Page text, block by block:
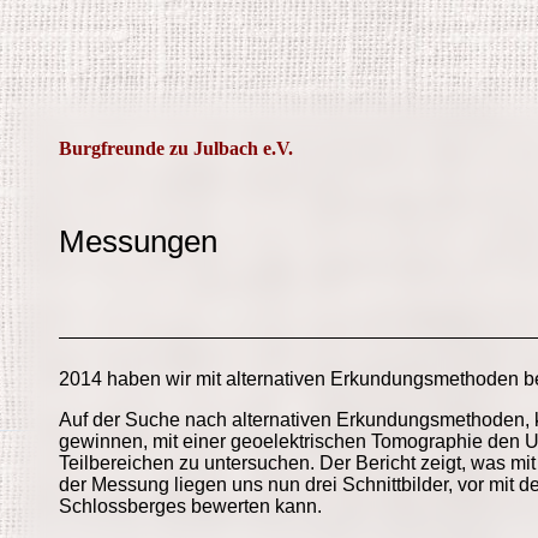
Burgfreunde zu Julbach e.V.
Messungen
2014 haben wir mit alternativen Erkundungsmethoden
Auf der Suche nach alternativen Erkundungsmethoden,
gewinnen, mit einer geoelektrischen Tomographie den
Teilbereichen zu untersuchen. Der Bericht zeigt, was
der Messung liegen uns nun drei Schnittbilder, vor mit
Schlossberges bewerten kann.